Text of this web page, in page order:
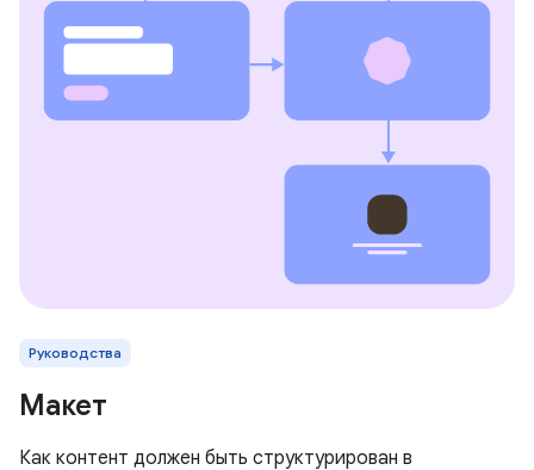
Руководства
Макет
Как контент должен быть структурирован в